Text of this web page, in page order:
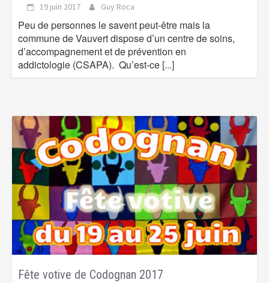
19 juin 2017 Guy Roca
Peu de personnes le savent peut-être mais la
commune de Vauvert dispose d’un centre de soins,
d’accompagnement et de prévention en
addictologie (CSAPA). Qu’est-ce [...]
Fête votive de Codognan 2017